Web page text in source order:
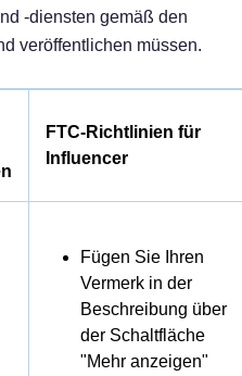
-diensten gemäß den
veröffentlichen müssen.
FTC-Richtlinien für
Influencer
Fügen Sie Ihren
Vermerk in der
Beschreibung über
der Schaltfläche
"Mehr anzeigen"